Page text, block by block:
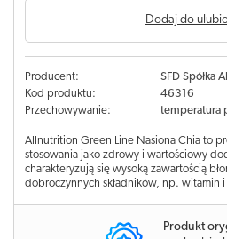
Dodaj do
Producent:
SFD Spółka
Kod produktu:
46316
Przechowywanie:
temperatura
Allnutrition Green Line Nasiona Chia to
stosowania jako zdrowy i wartościowy
charakteryzują się wysoką zawartością
dobroczynnych składników, np. witamin i
Produkt